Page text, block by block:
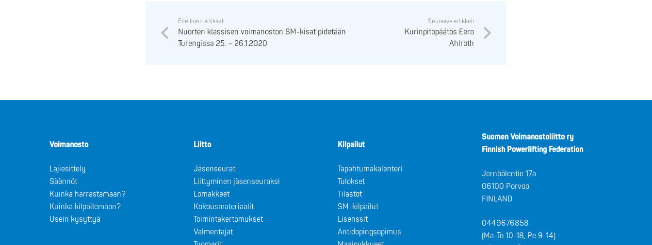
Edellinen artikkeli
Nuorten klassisen voimanoston SM-kisat pidetään
Turengissa 25. – 26.1.2020
Seuraava artikkeli
Kurinpitopäätös Eero
Ahlroth
Voimanosto
Lajiesittely
Säännöt
Kuinka harrastamaan?
Kuinka kilpailemaan?
Usein kysyttyä
Liitto
Jäsenseurat
Liittyminen jäsenseuraksi
Lomakkeet
Kokousmateriaalit
Toimintakertomukset
Valmentajat
Kilpailut
Tapahtumakalenteri
Tulokset
Tilastot
SM-kilpailut
Lisenssit
Antidopingsopimus
Suomen Voimanostoliitto ry
Finnish Powerlifting Federation
Jernbölentie 17a
06100 Porvoo
FINLAND
0449676858
(Ma-To 10-18, Pe 9-14)